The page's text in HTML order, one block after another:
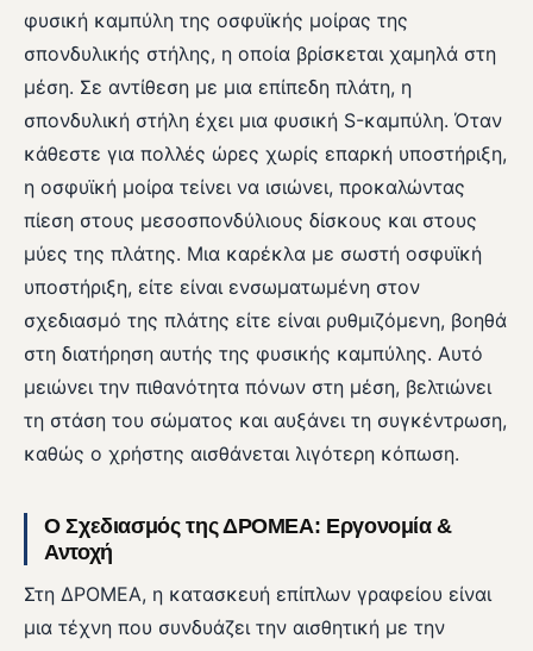
φυσική καμπύλη της οσφυϊκής μοίρας της
σπονδυλικής στήλης, η οποία βρίσκεται χαμηλά στη
μέση. Σε αντίθεση με μια επίπεδη πλάτη, η
σπονδυλική στήλη έχει μια φυσική S-καμπύλη. Όταν
κάθεστε για πολλές ώρες χωρίς επαρκή υποστήριξη,
η οσφυϊκή μοίρα τείνει να ισιώνει, προκαλώντας
πίεση στους μεσοσπονδύλιους δίσκους και στους
μύες της πλάτης. Μια καρέκλα με σωστή οσφυϊκή
υποστήριξη, είτε είναι ενσωματωμένη στον
σχεδιασμό της πλάτης είτε είναι ρυθμιζόμενη, βοηθά
στη διατήρηση αυτής της φυσικής καμπύλης. Αυτό
μειώνει την πιθανότητα πόνων στη μέση, βελτιώνει
τη στάση του σώματος και αυξάνει τη συγκέντρωση,
καθώς ο χρήστης αισθάνεται λιγότερη κόπωση.
Ο Σχεδιασμός της ΔΡΟΜΕΑ: Εργονομία &
Αντοχή
Στη ΔΡΟΜΕΑ, η κατασκευή επίπλων γραφείου είναι
μια τέχνη που συνδυάζει την αισθητική με την